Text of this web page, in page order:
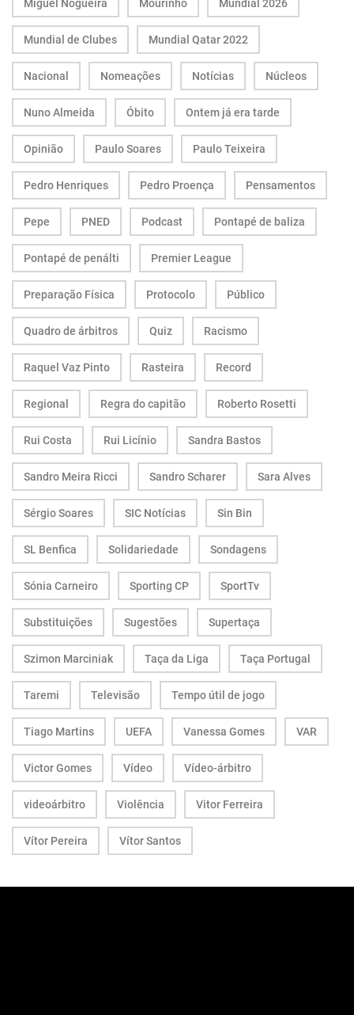
Miguel Nogueira Mourinho Mundial 2026
Mundial de Clubes Mundial Qatar 2022
Nacional Nomeações Notícias Núcleos
Nuno Almeida Óbito Ontem já era tarde
Opinião Paulo Soares Paulo Teixeira
Pedro Henriques Pedro Proença Pensamentos
Pepe PNED Podcast Pontapé de baliza
Pontapé de penálti Premier League
Preparação Física Protocolo Público
Quadro de árbitros Quiz Racismo
Raquel Vaz Pinto Rasteira Record
Regional Regra do capitão Roberto Rosetti
Rui Costa Rui Licínio Sandra Bastos
Sandro Meira Ricci Sandro Scharer Sara Alves
Sérgio Soares SIC Notícias Sin Bin
SL Benfica Solidariedade Sondagens
Sónia Carneiro Sporting CP SportTv
Substituições Sugestões Supertaça
Szimon Marciniak Taça da Liga Taça Portugal
Taremi Televisão Tempo útil de jogo
Tiago Martins UEFA Vanessa Gomes VAR
Victor Gomes Vídeo Vídeo-árbitro
videoárbitro Violência Vitor Ferreira
Vítor Pereira Vítor Santos